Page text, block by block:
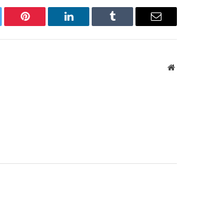
Pinterest LinkedIn Tumblr Email
Website